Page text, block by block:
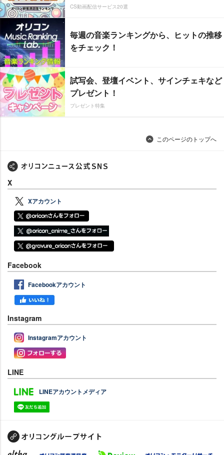
CS動画配信サービス20選
毎週の音楽ランキングから、ヒットの推移
をチェック！
試写会、登壇イベント、サインチェキなど
プレゼント！
プレゼント特集
このページのトップへ
X
Xアカウント
Facebook
Facebookアカウント
Instagram
Instagramアカウント
LINE
LINEアカウントメディア